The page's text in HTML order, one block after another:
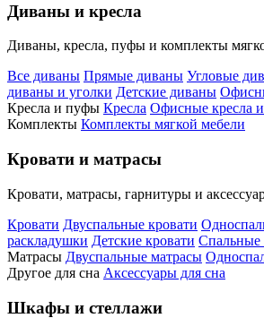
Диваны и кресла
Диваны, кресла, пуфы и комплекты
Все диваны Прямые диваны Угловые
диваны и уголки Детские диваны
Кресла и пуфы Кресла Офисные кресла и
Комплекты Комплекты мягкой мебели
Кровати и матрасы
Кровати, матрасы, гарнитуры и
Кровати Двуспальные кровати
раскладушки Детские кровати Спальные
Матрасы Двуспальные матрасы
Другое для сна Аксессуары для сна
Шкафы и стеллажи